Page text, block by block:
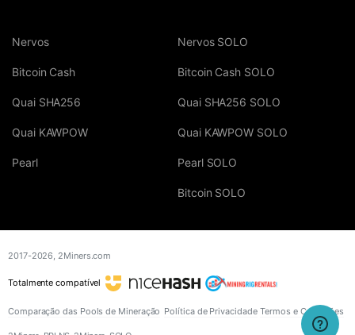
Nervos
Bitcoin Cash
Quai SHA256
Quai KAWPOW
Pearl
Nervos SOLO
Bitcoin Cash SOLO
Quai SHA256 SOLO
Quai KAWPOW SOLO
Pearl SOLO
Bitcoin SOLO
2017-2026, 2Miners.com
Totalmente compatível
Comparação das Pools de Mineração Política de Privacidade Termos e Condições